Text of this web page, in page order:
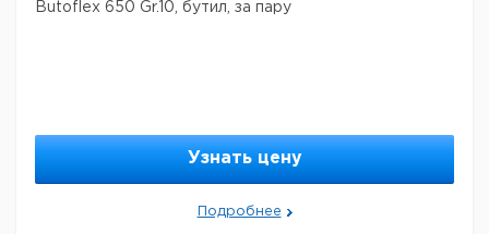
Butoflex 650 Gr.10, бутил, за пару
Узнать цену
Подробнее